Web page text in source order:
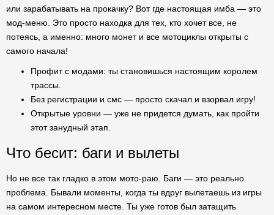
или зарабатывать на прокачку? Вот где настоящая имба — это
мод-меню. Это просто находка для тех, кто хочет все, не
потеясь, а именно: много монет и все мотоциклы открыты с
самого начала!
Профит с модами: ты становишься настоящим королем
трассы.
Без регистрации и смс — просто скачал и взорвал игру!
Открытые уровни — уже не придется думать, как пройти
этот занудный этап.
Что бесит: баги и вылеты
Но не все так гладко в этом мото-раю. Баги — это реально
проблема. Бывали моменты, когда ты вдруг вылетаешь из игры
на самом интересном месте. Ты уже готов был затащить